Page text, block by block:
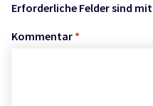
Erforderliche Felder sind mit
Kommentar *